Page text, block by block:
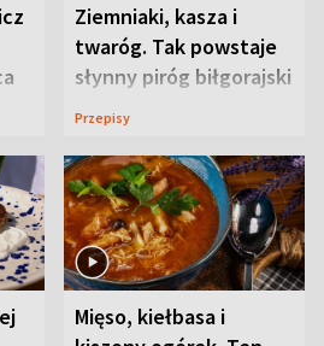
Ziemniaki, kasza i
twaróg. Tak powstaje
słynny piróg biłgorajski
Przepisy
Mięso, kiełbasa i